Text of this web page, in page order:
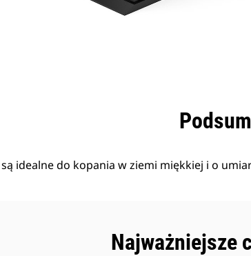
idealne do kopania w ziemi miękkiej i o
Najważniejsze